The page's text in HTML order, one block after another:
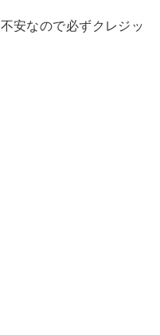
安なので必ずクレジッ